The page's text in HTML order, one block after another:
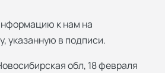
к нам на
указанную в подписи.
обл, 18 февраля